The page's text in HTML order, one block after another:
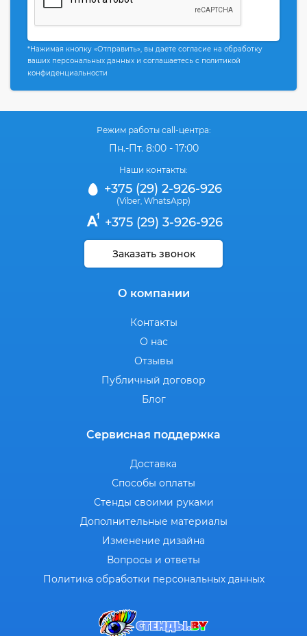
*Нажимая кнопку «Отправить», вы даете согласие на обработку
ваших персональных данных и соглашаетесь с политикой
конфиденциальности
Режим работы call-центра:
Пн.-Пт. 8:00 - 17:00
Наши контакты:
+375 (29) 2-926-926
(Viber WhatsApp)
+375 (29) 3-926-926
Заказать звонок
О компании
Контакты
О нас
Отзывы
Публичный договор
Блог
Сервисная поддержка
Доставка
Способы оплаты
Стенды своими руками
Дополнительные материалы
Изменение дизайна
Вопросы и ответы
Политика обработки персональных данных